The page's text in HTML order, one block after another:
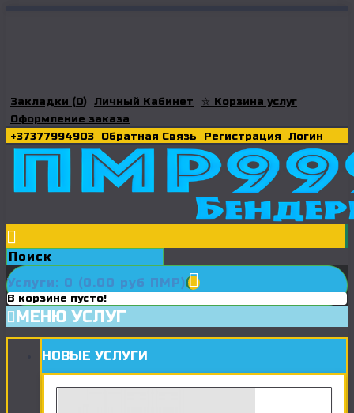
Закладки (0) Личный Кабинет
⛤ Корзина услуг
Оформление заказа
+37377994903
Обратная Связь Регистрация Логин
Услуги: 0 (0.00 руб ПМР)
В корзине пусто!
МЕНЮ УСЛУГ
НОВЫЕ УСЛУГИ